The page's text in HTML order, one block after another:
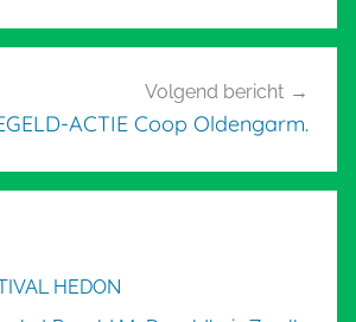
Volgend bericht
ACTIE Coop Oldengarm.
HEDON